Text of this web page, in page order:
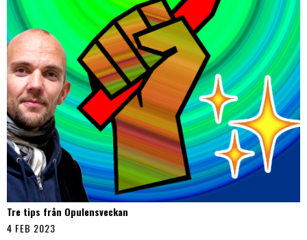
Tre tips från Opulensveckan
4 FEB 2023